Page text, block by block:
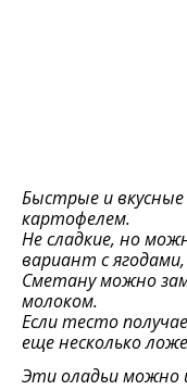
Быстрые и
картофелем.
Не сладкие, но
вариант с
Сметану можно
молоком.
Если тесто
еще несколько
Эти оладьи можно